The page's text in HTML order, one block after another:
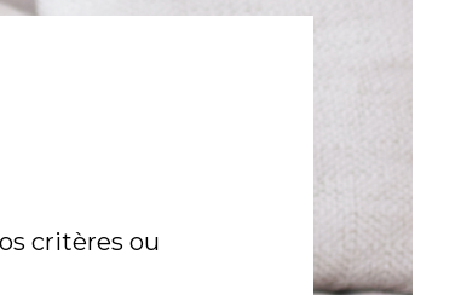
critères ou